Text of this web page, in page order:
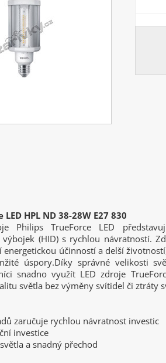
HPL ND 38-28W E27 830
Philips TrueForce LED
výbojek (HID) s rychlou návratností.
energetickou účinností a delší
úspory.Díky správné velikosti
snadno využít LED zdroje
světla bez výměny svítidel či ztráty
zaručuje rychlou návratnost investic
investice
a snadný přechod